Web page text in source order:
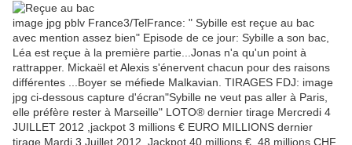
image jpg pblv France3/TelFrance: " Sybille est reçue au bac
avec mention assez bien" Episode de ce jour: Sybille a son bac,
Léa est reçue à la première partie...Jonas n'a qu'un point à
rattrapper. Mickaël et Alexis s'énervent chacun pour des raisons
différentes ...Boyer se méfiede Malkavian. TIRAGES FDJ: image
jpg ci-dessous capture d'écran"Sybille ne veut pas aller à Paris,
elle préfère rester à Marseille" LOTO® dernier tirage Mercredi 4
JUILLET 2012 ,jackpot 3 millions € EURO MILLIONS dernier
tirage Mardi 3 Juillet 2012, Jackpot 40 millions €, 48 millions CHF